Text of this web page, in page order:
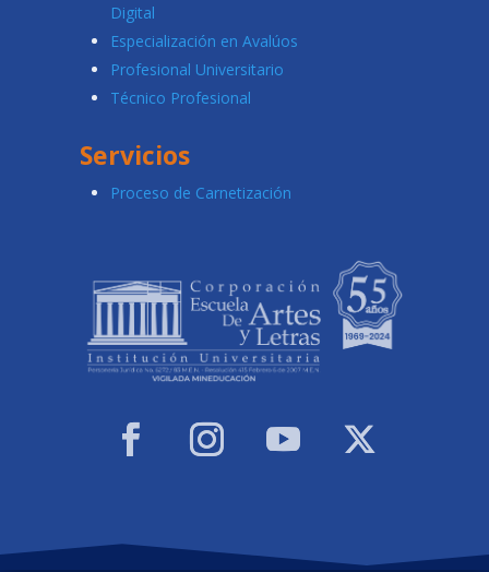
Digital
Especialización en Avalúos
Profesional Universitario
Técnico Profesional
Servicios
Proceso de Carnetización